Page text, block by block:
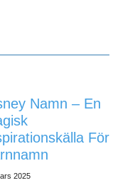
Namn – En
För
2025